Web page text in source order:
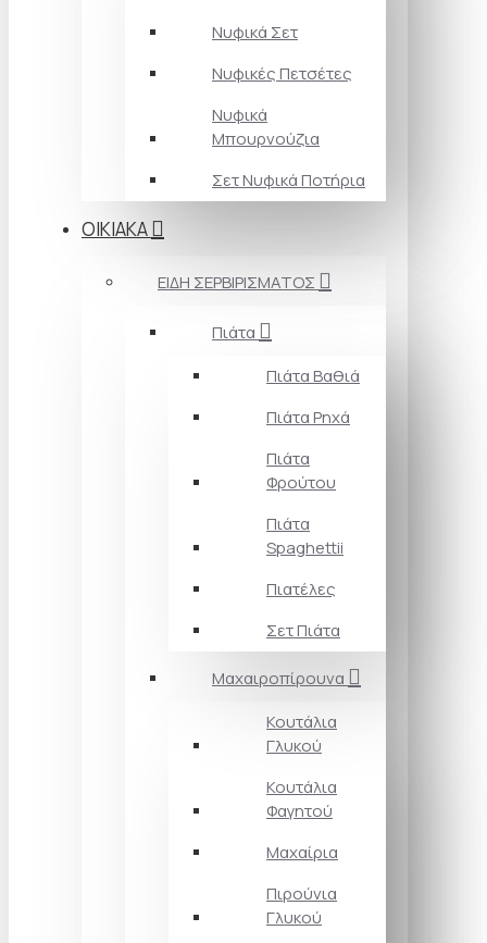
Νυφικά Σετ
Νυφικές Πετσέτες
Νυφικά
Μπουρνούζια
Σετ Νυφικά Ποτήρια
ΟΙΚΙΑΚΑ
ΕΙΔΗ ΣΕΡΒΙΡΙΣΜΑΤΟΣ
Πιάτα
Πιάτα Βαθιά
Πιάτα Ρηχά
Πιάτα
Φρούτου
Πιάτα
Spaghettii
Πιατέλες
Σετ Πιάτα
Μαχαιροπίρουνα
Κουτάλια
Γλυκού
Κουτάλια
Φαγητού
Μαχαίρια
Πιρούνια
Γλυκού